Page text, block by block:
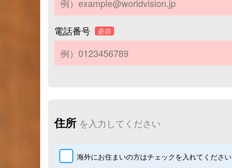
電話番号 必須
住所 を入力してください
海外にお住まいの方はチェックを入れてください